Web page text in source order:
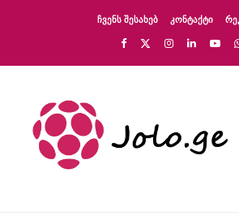
ᲩᲕᲔᲜᲡ ᲨᲔᲡᲐᲮᲔᲑ ᲙᲝᲜᲢᲐᲥᲢᲘ